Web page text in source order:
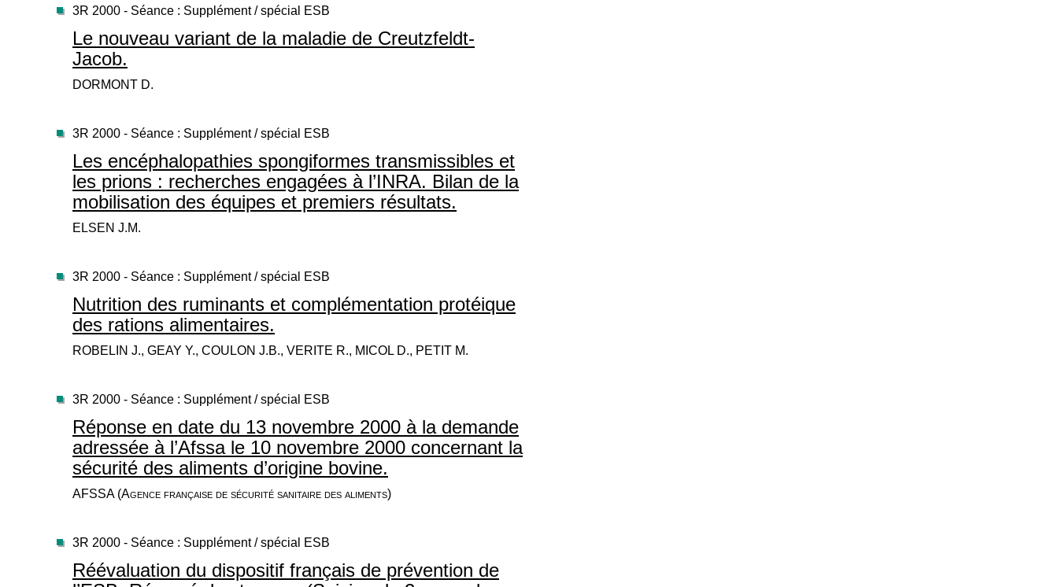
3R 2000 - Séance : Supplément / spécial ESB
Le nouveau variant de la maladie de Creutzfeldt-
Jacob.
DORMONT D.
3R 2000 - Séance : Supplément / spécial ESB
Les encéphalopathies spongiformes transmissibles et
les prions : recherches engagées à l’INRA. Bilan de la
mobilisation des équipes et premiers résultats.
ELSEN J.M.
3R 2000 - Séance : Supplément / spécial ESB
Nutrition des ruminants et complémentation protéique
des rations alimentaires.
ROBELIN J., GEAY Y., COULON J.B., VERITE R., MICOL D., PETIT M.
3R 2000 - Séance : Supplément / spécial ESB
Réponse en date du 13 novembre 2000 à la demande
adressée à l’Afssa le 10 novembre 2000 concernant la
sécurité des aliments d’origine bovine.
AFSSA (Agence française de sécurité sanitaire des aliments)
3R 2000 - Séance : Supplément / spécial ESB
Réévaluation du dispositif français de prévention de